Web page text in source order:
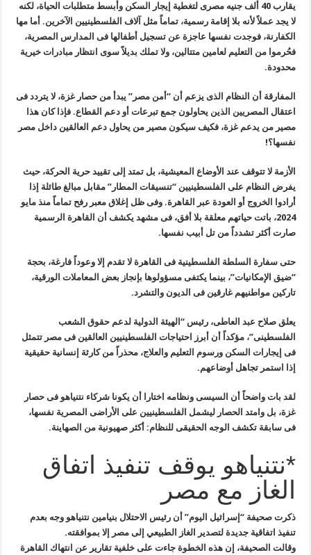
يقارب 40 ألف جنيه مصرى لتغطية إيجار السكن وأبسط متطلبات الحياة، لكنه
لا يجد عملاً لأنه بلا إقامة رسمية، تماماً مثل آلاف الفلسطينيين الآخرين. أما مها
الكفارنة، فوجدت نفسها عاجزة عن تسجيل أطفالها فى المدارس المصرية،
فحُرموا من التعليم لعامين متتالين، ولا تملك بديلاً سوى انتظار مبادرات خيرية
محدودة.
المفارقة أن النظام الذى يزعم أن “أمن مصر” يبدأ من حصار غزة، لا يتردد فى
اعتقال المصريين الذين يحاولون جمع تبرعات أو دعم القطاع. فإذا كان هذا
مصير من يدعم غزة، فكيف سيكون مصير من يحاول دعم العالقين داخل مصر
نفسها؟!
الأزمة لا تتوقف عند الأوضاع المعيشية، بل تمتد إلى تقييد حرية الحركة، حيث
يفرض النظام على الفلسطينيين “تنسيقات المطار” مقابل مبالغ طائلة إذا
أرادوا الخروج أو العودة عبر القاهرة. وفى ظل إغلاق معبر رفح تماماً منذ مايو
2024، باتت حياتهم معلقة بلا أفق، فى مشهد يكشف أن القاهرة الرسمية
صارت أكثر تشدداً من تل أبيب نفسها.
حتى سفارة السلطة الفلسطينية فى القاهرة لا تقدم إلا وعوداً فارغة، بحجة
“ضيق الإمكانيات”، بينما يكتفى مسؤولوها بإنجاز بعض المعاملات الورقية،
تاركين مواطنيهم غارقين فى الديون والتشرد.
يعلق صلاح عبد العاطى، رئيس “الهيئة الدولية لدعم حقوق الشعب
الفلسطينى”، مؤكداً أن أبرز احتياجات الفلسطينيين العالقين فى مصر تتمثل
فى إيجارات السكن ورسوم التعليم والعلاج، محذراً من كارثة إنسانية حقيقية
إذا استمر تجاهل أوضاعهم.
لقد بات واضحاً أن السيسى ونظامه اختارا أن يكونا شركاء نتنياهو فى حصار
غزة، بل وامتد الحصار ليشمل الفلسطينيين على الأراضى المصرية نفسها،
فى سابقة تكشف الوجه الحقيقى للنظام: أكثر صهيونية من الصهاينة.
*نتنياهو يوقف تنفيذ اتفاق
الغاز مع مصر
ذكرت صحيفة “إسرائيل اليوم” أن رئيس الاحتلال بنيامين نتنياهو وجه بعدم
تنفيذ اتفاقية جديدة لتصدير الغاز الطبيعي إلى مصر إلا بموافقته.
وقالت الصحيفة، إن هذه الخطوة جاءت على خلفية تقارير عن انتهاك القاهرة